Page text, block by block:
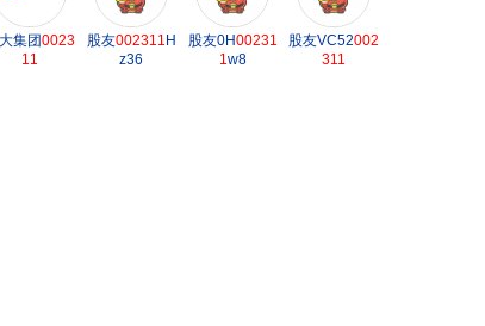
集团0023
11
股友002311 H
z36
股友0H00231
1w8
股友VC52002
311